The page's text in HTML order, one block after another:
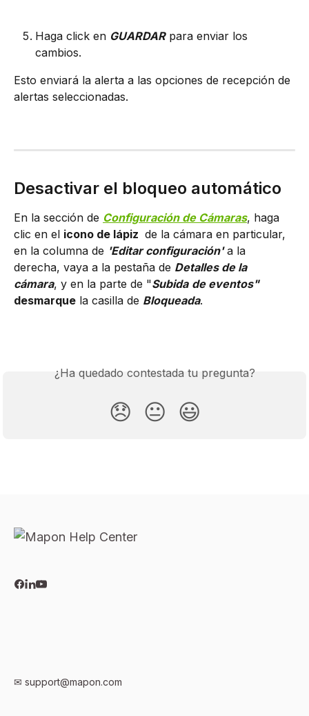
Haga click en GUARDAR para enviar los
cambios.
Esto enviará la alerta a las opciones de recepción de
alertas seleccionadas.
Desactivar el bloqueo automático
En la sección de Configuración de Cámaras, haga
clic en el icono de lápiz de la cámara en particular,
en la columna de 'Editar configuración' a la
derecha, vaya a la pestaña de Detalles de la
cámara, y en la parte de "Subida de eventos"
desmarque la casilla de Bloqueada.
¿Ha quedado contestada tu pregunta?
😞 😐 😃
✉ support@mapon.com